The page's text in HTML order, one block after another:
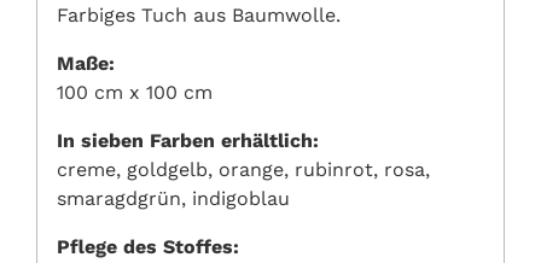
Farbiges Tuch aus Baumwolle.
Maße:
100 cm x 100 cm
In sieben Farben erhältlich:
creme, goldgelb, orange, rubinrot, rosa,
smaragdgrün, indigoblau
Pflege des Stoffes: